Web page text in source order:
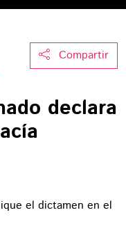
Compartir
declara
el dictamen en el